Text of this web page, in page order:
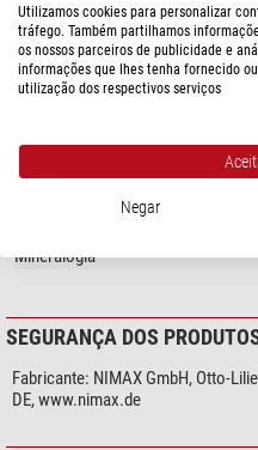
2 cavidades para a análise de
Em vidro com bordas polidas
comum encontrar. Opticamente, as
qualidade, pois, afinal, o seu
ou cantos pontiagudos que
O seu arquivo de preparações
Com 50 lâminas, você recebe
intensiva. Assim, você pode
ESPECIFICAÇÕES
área de especialização
Hobby
Áreas de uso
Crianças
Mineralogia
SEGURANÇA DOS
Fabricante: NIMAX GmbH, Otto-
DE, www.nimax.de
Utilizamos cookies para personalizar
tráfego. Também partilhamos
os nossos parceiros de publicidade e
informações que lhes tenha fornecido
utilização dos respectivos serviços
Negar